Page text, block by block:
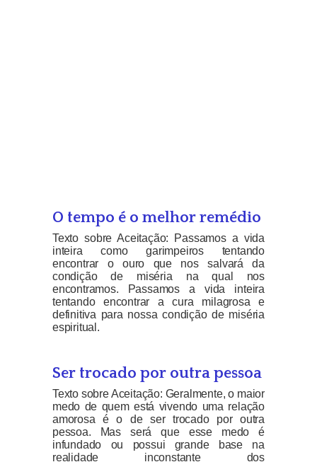
O tempo é o melhor remédio
Texto sobre Aceitação: Passamos a vida
inteira como garimpeiros tentando
encontrar o ouro que nos salvará da
condição de miséria na qual nos
encontramos. Passamos a vida inteira
tentando encontrar a cura milagrosa e
definitiva para nossa condição de miséria
espiritual.
Ser trocado por outra pessoa
Texto sobre Aceitação: Geralmente, o maior
medo de quem está vivendo uma relação
amorosa é o de ser trocado por outra
pessoa. Mas será que esse medo é
infundado ou possui grande base na
realidade inconstante dos